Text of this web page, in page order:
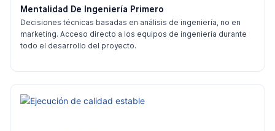
Mentalidad De Ingeniería Primero
Decisiones técnicas basadas en análisis de ingeniería, no en
marketing. Acceso directo a los equipos de ingeniería durante
todo el desarrollo del proyecto.